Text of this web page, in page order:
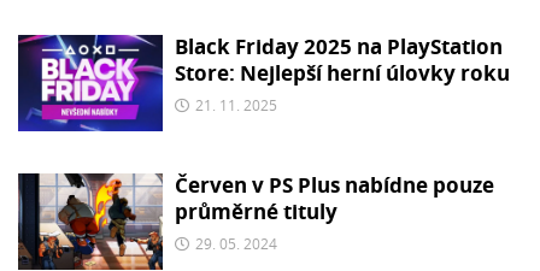
Black Friday 2025 na PlayStation
Store: Nejlepší herní úlovky roku
21. 11. 2025
Červen v PS Plus nabídne pouze
průměrné tituly
29. 05. 2024